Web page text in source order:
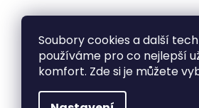
Soubory cookies a další
používáme pro co nejlepší
komfort. Zde si je můžete